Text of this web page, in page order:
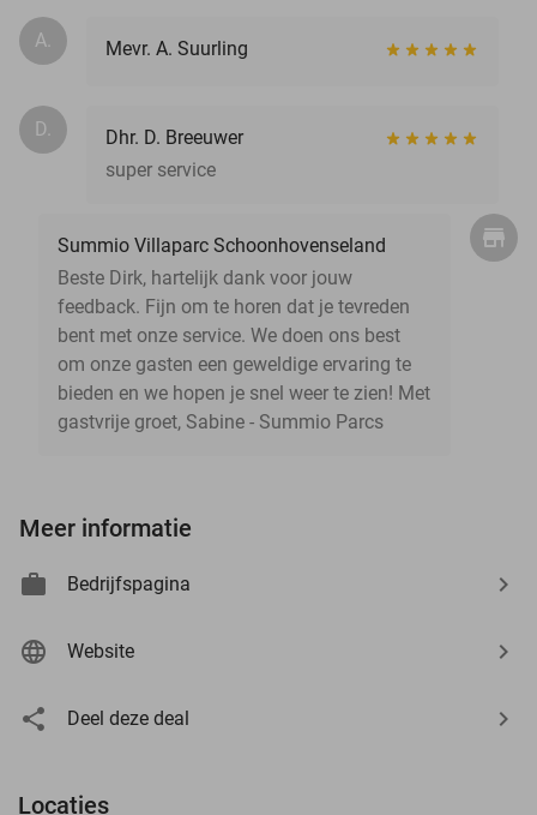
A. Mevr. A. Suurling
D.
Dhr. D. Breeuwer
super service
Summio Villaparc Schoonhovenseland
Beste Dirk, hartelijk dank voor jouw
feedback. Fijn om te horen dat je tevreden
bent met onze service. We doen ons best
om onze gasten een geweldige ervaring te
bieden en we hopen je snel weer te zien! Met
gastvrije groet, Sabine - Summio Parcs
Meer informatie
Bedrijfspagina
Website
Deel deze deal
Locaties